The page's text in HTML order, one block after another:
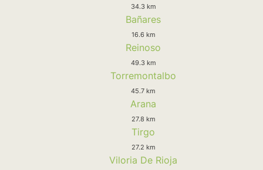
34.3 km
Bañares
16.6 km
Reinoso
49.3 km
Torremontalbo
45.7 km
Arana
27.8 km
Tirgo
27.2 km
Viloria De Rioja